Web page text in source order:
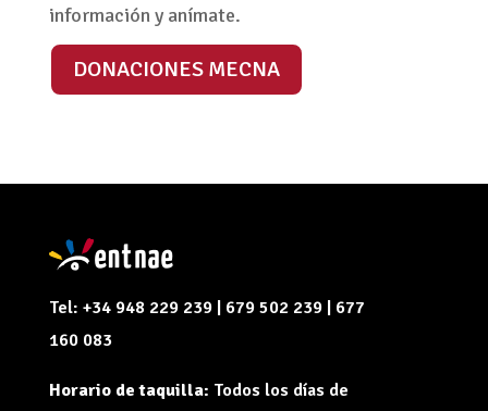
información y anímate.
DONACIONES MECNA
Tel: +34 948 229 239 | 679 502 239 | 677
160 083
Horario de taquilla: Todos los días de